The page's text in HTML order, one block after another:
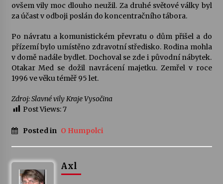
ovšem vily moc dlouho neužil. Za druhé světové války byl
za účast v odboji poslán do koncentračního tábora.
Po návratu a komunistickém převratu o dům přišel a do
přízemí bylo umístěno zdravotní středisko. Rodina mohla
v domě nadále bydlet. Dochoval se zde i původní nábytek.
Otakar Med se dožil navrácení majetku. Zemřel v roce
1996 ve věku téměř 95 let.
Zdroj: Slavné vily Kraje Vysočina
Post Views:7
Posted in O Humpolci
Axl